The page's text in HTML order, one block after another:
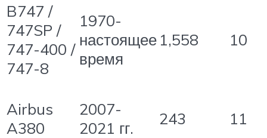
B747 /
747SP /
747-400 /
747-8
1970-
настоящее
время
1,558 10
Airbus
A380
2007-
2021 гг.
243 11